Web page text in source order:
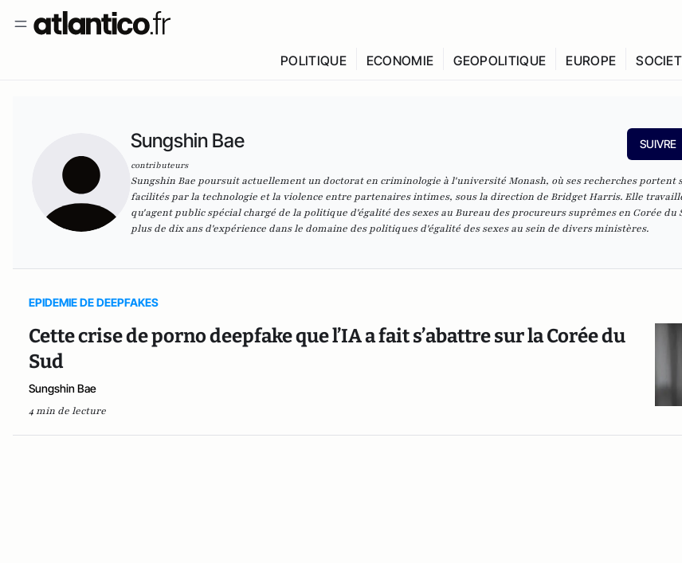
POLITIQUE ECONOMIE GEOPOLITIQUE EUROPE
Sungshin Bae
contributeurs
SUIVRE
Sungshin Bae poursuit actuellement un doctorat en criminologie à l'université Monash, où ses recherches portent
facilités par la technologie et la violence entre partenaires intimes, sous la direction de Bridget Harris. Elle
qu'agent public spécial chargé de la politique d'égalité des sexes au Bureau des procureurs suprêmes en Corée du
plus de dix ans d'expérience dans le domaine des politiques d'égalité des sexes au sein de divers ministères.
EPIDEMIE DE DEEPFAKES
Cette crise de porno deepfake que l’IA a fait s’abattre sur la Corée du
Sud
Sungshin Bae
4 min de lecture